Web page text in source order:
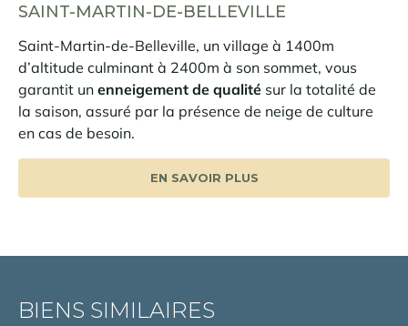
SAINT-MARTIN-DE-BELLEVILLE
Saint-Martin-de-Belleville, un village à 1400m
d’altitude culminant à 2400m à son sommet, vous
garantit un enneigement de qualité sur la totalité de
la saison, assuré par la présence de neige de culture
en cas de besoin.
EN SAVOIR PLUS
BIENS SIMILAIRES